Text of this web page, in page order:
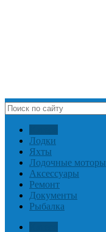
Лодки
Яхты
Лодочные моторы
Аксессуары
Ремонт
Документы
Рыбалка